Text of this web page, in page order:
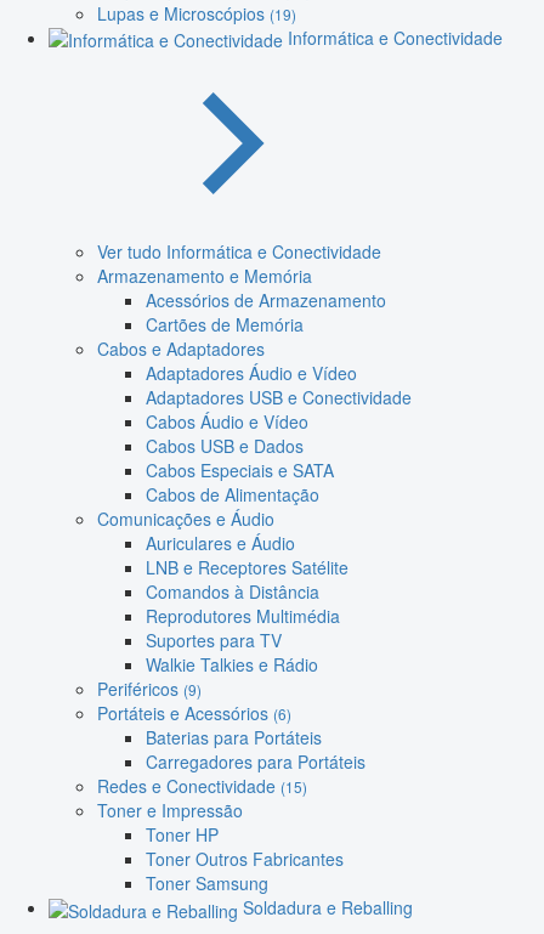
Lupas e Microscópios (19)
Informática e Conectividade
Ver tudo Informática e Conectividade
Armazenamento e Memória
Acessórios de Armazenamento
Cartões de Memória
Cabos e Adaptadores
Adaptadores Áudio e Vídeo
Adaptadores USB e Conectividade
Cabos Áudio e Vídeo
Cabos USB e Dados
Cabos Especiais e SATA
Cabos de Alimentação
Comunicações e Áudio
Auriculares e Áudio
LNB e Receptores Satélite
Comandos à Distância
Reprodutores Multimédia
Suportes para TV
Walkie Talkies e Rádio
Periféricos (9)
Portáteis e Acessórios (6)
Baterias para Portáteis
Carregadores para Portáteis
Redes e Conectividade (15)
Toner e Impressão
Toner HP
Toner Outros Fabricantes
Toner Samsung
Soldadura e Reballing